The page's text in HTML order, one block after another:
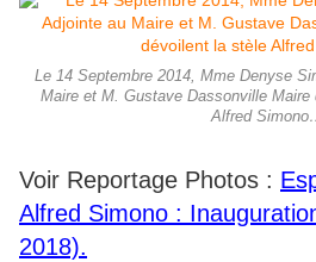
Le 14 Septembre 2014, Mme Denyse
Maire et M. Gustave Dassonville Maire
Alfred
Voir Reportage Photos :
Alfred Simono :
2018).